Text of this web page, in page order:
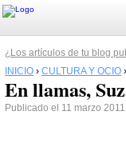
¿Los artículos de tu blog
INICIO › CULTURA Y OCIO ›
En llamas,
Publicado el 11 marzo